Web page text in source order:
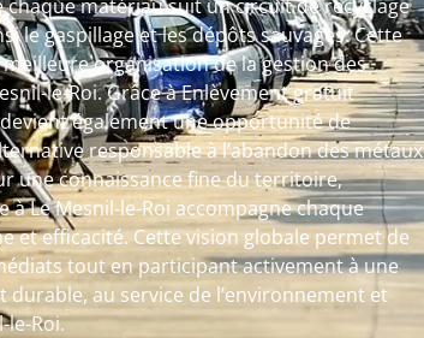
matériau suit un circuit de recyclage
le gaspillage et les dépôts sauvages. Cette
organisation de la gestion des
le-Roi. Grâce à Enlèvement gratuit
également une opportunité de
responsable à l’abandon des métaux
une connaissance fine du territoire,
à Le Mesnil-le-Roi accompagne chaque
et efficacité. Cette vision globale permet de
tout en participant activement à une
au service de l’environnement et
le-Roi.